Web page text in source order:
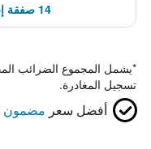
14 صفقة إضافية ابتداءً من 261 ﷼
*يشمل المجموع الضرائب
تسجيل المغادرة.
أفضل سعر مضمون